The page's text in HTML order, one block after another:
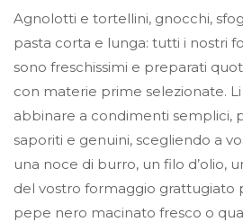
Agnolotti e tortellini, gnocchi,
pasta corta e lunga: tutti i nostri
sono freschissimi e preparati
con materie prime selezionate.
abbinare a condimenti semplici,
saporiti e genuini, scegliendo a
una noce di burro, un filo d’olio,
del vostro formaggio grattugiato
pepe nero macinato fresco o